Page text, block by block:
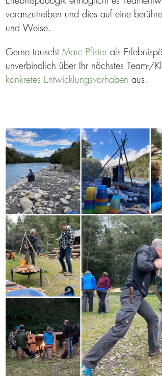
voranzutreiben und dies auf eine
und Weise.
Gerne tauscht Marc Pfister als
unverbindlich über Ihr nächstes Team-/
konkretes Entwicklungsvorhaben aus.